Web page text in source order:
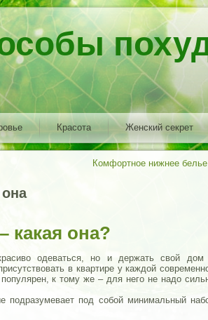
Красота Женский секрет
Комфортное нижнее белье
какая она?
одеваться, но и держать свой дом
в квартире у каждой
к тому же – для него не надо
подразумевает под собой минимальный